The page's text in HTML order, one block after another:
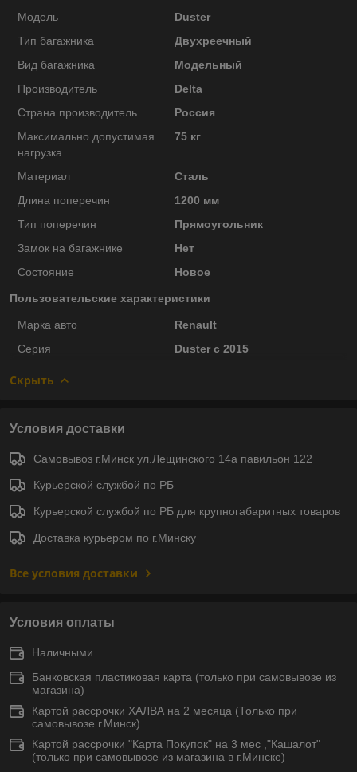
Модель
Duster
Тип багажника
Двухреечный
Вид багажника
Модельный
Производитель
Delta
Страна производитель
Россия
Максимально допустимая
нагрузка
75 кг
Материал
Сталь
Длина поперечин
1200 мм
Тип поперечин
Прямоугольник
Замок на багажнике
Нет
Состояние
Новое
Пользовательские характеристики
Марка авто
Renault
Серия
Duster c 2015
Скрыть
Условия доставки
Самовывоз г.Минск ул.Лещинского 14а павильон 122
Курьерской службой по РБ
Курьерской службой по РБ для крупногабаритных товаров
Доставка курьером по г.Минску
Все условия доставки
Условия оплаты
Наличными
Банковская пластиковая карта (только при самовывозе из
магазина)
Картой рассрочки ХАЛВА на 2 месяца (Только при
самовывозе г.Минск)
Картой рассрочки "Карта Покупок" на 3 мес ,"Кашалот"
(только при самовывозе из магазина в г.Минске)